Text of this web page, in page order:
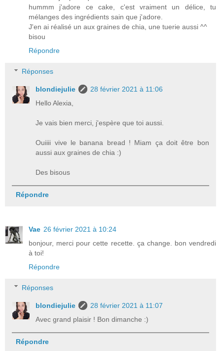
hummm j'adore ce cake, c'est vraiment un délice, tu
mélanges des ingrédients sain que j'adore.
J'en ai réalisé un aux graines de chia, une tuerie aussi ^^
bisou
Répondre
Réponses
blondiejulie
28 février 2021 à 11:06
Hello Alexia,
Je vais bien merci, j'espère que toi aussi.
Ouiiii vive le banana bread ! Miam ça doit être bon
aussi aux graines de chia :)
Des bisous
Répondre
Vae 26 février 2021 à 10:24
bonjour, merci pour cette recette. ça change. bon vendredi
à toi!
Répondre
Réponses
blondiejulie
28 février 2021 à 11:07
Avec grand plaisir ! Bon dimanche :)
Répondre